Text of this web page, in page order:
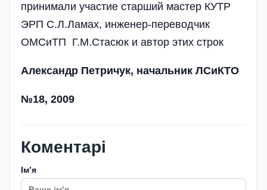
принимали участие старший мастер КУТР
ЭРП С.Л.Ламах, инженер-переводчик
ОМСиТП Г.М.Стасюк и автор этих строк
Александр Петричук, начальник ЛСиКТО
№18, 2009
Коментарі
Імʼя